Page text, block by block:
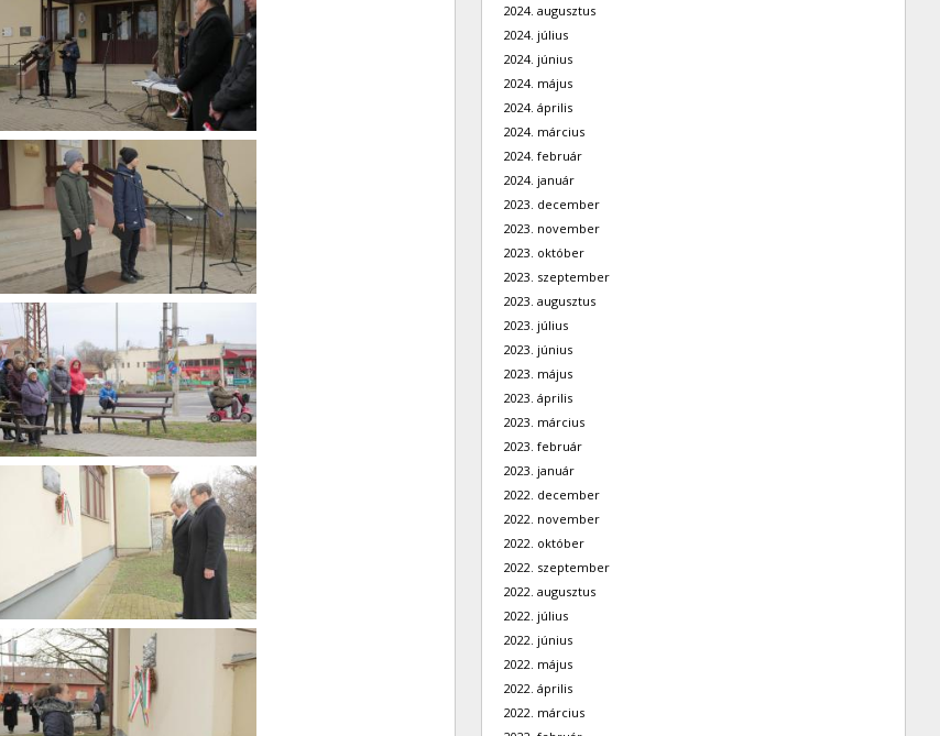
2024. augusztus
2024. július
2024. június
2024. május
2024. április
2024. március
2024. február
2024. január
2023. december
2023. november
2023. október
2023. szeptember
2023. augusztus
2023. július
2023. június
2023. május
2023. április
2023. március
2023. február
2023. január
2022. december
2022. november
2022. október
2022. szeptember
2022. augusztus
2022. július
2022. június
2022. május
2022. április
2022. március